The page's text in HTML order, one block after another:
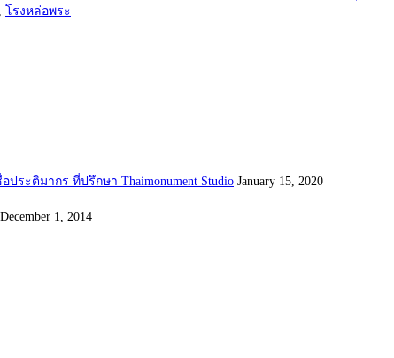
, โรงหล่อพระ
ระติมากร ที่ปรึกษา Thaimonument Studio January 15, 2020
December 1, 2014